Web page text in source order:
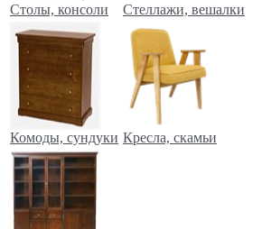
Столы, консоли Стеллажи, вешалки
Комоды, сундуки Кресла, скамьи